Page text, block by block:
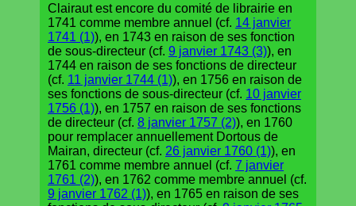
Clairaut est encore du comité de librairie en
1741 comme membre annuel (cf. 14 janvier
1741 (1)), en 1743 en raison de ses fonction
de sous-directeur (cf. 9 janvier 1743 (3)), en
1744 en raison de ses fonctions de directeur
(cf. 11 janvier 1744 (1)), en 1756 en raison de
ses fonctions de sous-directeur (cf. 10 janvier
1756 (1)), en 1757 en raison de ses fonctions
de directeur (cf. 8 janvier 1757 (2)), en 1760
pour remplacer annuellement Dortous de
Mairan, directeur (cf. 26 janvier 1760 (1)), en
1761 comme membre annuel (cf. 7 janvier
1761 (2)), en 1762 comme membre annuel (cf.
9 janvier 1762 (1)), en 1765 en raison de ses